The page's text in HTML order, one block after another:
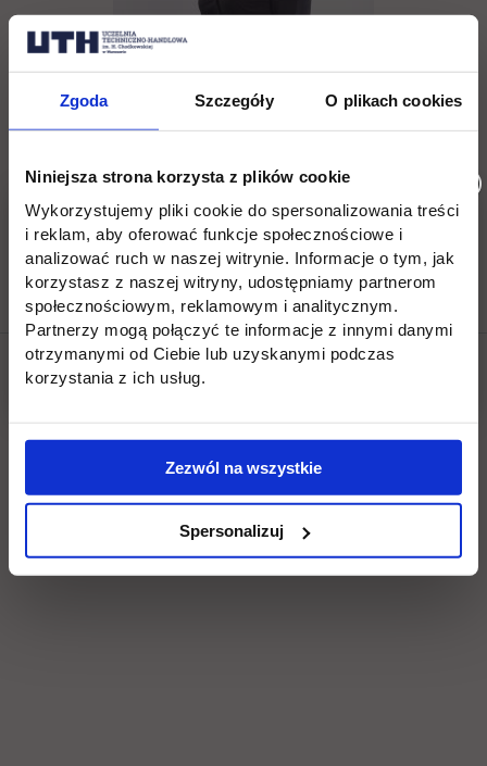
Zgoda Szczegóły O plikach cookies
Niniejsza strona korzysta z plików cookie
Wykorzystujemy pliki cookie do spersonalizowania treści
i reklam, aby oferować funkcje społecznościowe i
analizować ruch w naszej witrynie. Informacje o tym, jak
korzystasz z naszej witryny, udostępniamy partnerom
społecznościowym, reklamowym i analitycznym.
Partnerzy mogą połączyć te informacje z innymi danymi
otrzymanymi od Ciebie lub uzyskanymi podczas
korzystania z ich usług.
Zezwól na wszystkie
Spersonalizuj
Agnieszka Bliszczak
tel. (22) 262 88 88,
rekrutacja@uth.edu.pl
Social & media UTH
Filter network: